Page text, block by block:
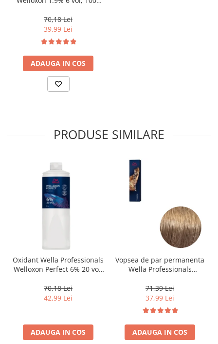
70,18 Lei
39,99 Lei
ADAUGA IN COS
PRODUSE SIMILARE
Oxidant Wella Professionals
Welloxon Perfect 6% 20 vol,
70,18 Lei
42,99 Lei
ADAUGA IN COS
Vopsea de par permanenta
Wella Professionals
Blond Deschis Natural, 60
ml
71,39 Lei
37,99 Lei
ADAUGA IN COS